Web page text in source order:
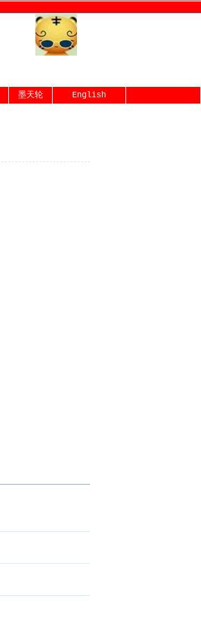
墨天轮 English